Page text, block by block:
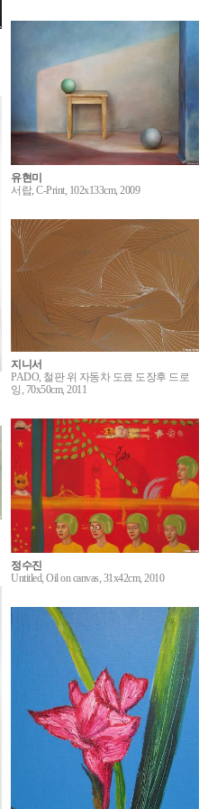
유현미
서랍, C-Print, 102x133cm, 2009
지니서
PADO, 철판 위 자동차 도료 도장후 드로
잉, 70x50cm, 2011
정수진
Untitled, Oil on canvas, 31x42cm, 2010